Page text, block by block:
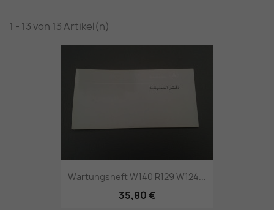
1 - 13 von 13 Artikel(n)
Wartungsheft W140 R129 W124...
35,80 €